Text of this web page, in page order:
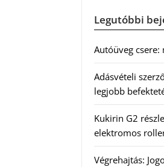
Legutóbbi
Autóüveg csere:
Adásvételi
legjobb
Kukirin G2
elektromos
Végrehajtás: